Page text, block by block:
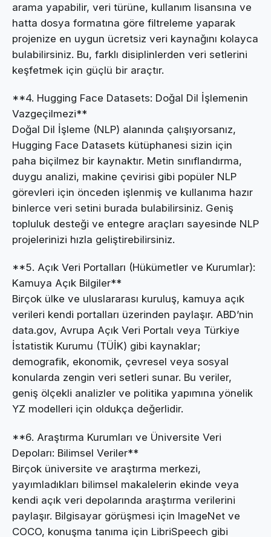
arama yapabilir, veri türüne, kullanım lisansına ve
hatta dosya formatına göre filtreleme yaparak
projenize en uygun ücretsiz veri kaynağını kolayca
bulabilirsiniz. Bu, farklı disiplinlerden veri setlerini
keşfetmek için güçlü bir araçtır.
**4. Hugging Face Datasets: Doğal Dil İşlemenin
Vazgeçilmezi**
Doğal Dil İşleme (NLP) alanında çalışıyorsanız,
Hugging Face Datasets kütüphanesi sizin için
paha biçilmez bir kaynaktır. Metin sınıflandırma,
duygu analizi, makine çevirisi gibi popüler NLP
görevleri için önceden işlenmiş ve kullanıma hazır
binlerce veri setini burada bulabilirsiniz. Geniş
topluluk desteği ve entegre araçları sayesinde NLP
projelerinizi hızla geliştirebilirsiniz.
**5. Açık Veri Portalları (Hükümetler ve Kurumlar):
Kamuya Açık Bilgiler**
Birçok ülke ve uluslararası kuruluş, kamuya açık
verileri kendi portalları üzerinden paylaşır. ABD’nin
data.gov, Avrupa Açık Veri Portalı veya Türkiye
İstatistik Kurumu (TÜİK) gibi kaynaklar;
demografik, ekonomik, çevresel veya sosyal
konularda zengin veri setleri sunar. Bu veriler,
geniş ölçekli analizler ve politika yapımına yönelik
YZ modelleri için oldukça değerlidir.
**6. Araştırma Kurumları ve Üniversite Veri
Depoları: Bilimsel Veriler**
Birçok üniversite ve araştırma merkezi,
yayımladıkları bilimsel makalelerin ekinde veya
kendi açık veri depolarında araştırma verilerini
paylaşır. Bilgisayar görüşmesi için ImageNet ve
COCO, konuşma tanıma için LibriSpeech gibi